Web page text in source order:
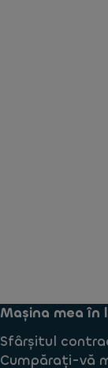
Mașina mea în
Sfârșitul
Cumpărați-vă